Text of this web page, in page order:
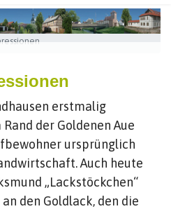
erstmalig
der Goldenen Aue
ursprünglich
Auch heute
„Lackstöckchen“
den Goldlack, den die